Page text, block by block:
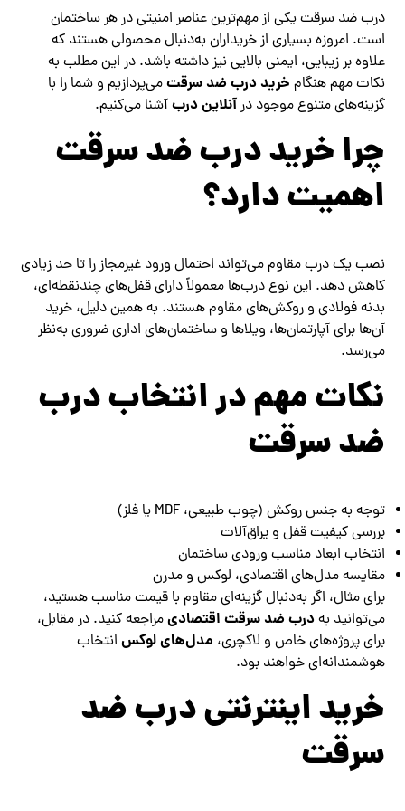
درب ضد سرقت یکی از مهم‌ترین عناصر امنیتی در هر ساختمان
است. امروزه بسیاری از خریداران به‌دنبال محصولی هستند که
علاوه بر زیبایی، ایمنی بالایی نیز داشته باشد. در این مطلب به
نکات مهم هنگام خرید درب ضد سرقتمی‌پردازیم و شما را با
گزینه‌های متنوع موجود درآنلاین دربآشنا می‌کنیم.
چرا خرید درب ضد سرقت
اهمیت دارد؟
نصب یک درب مقاوم می‌تواند احتمال ورود غیرمجاز را تا حد زیادی
کاهش دهد. این نوع درب‌ها معمولاً دارای قفل‌های چندنقطه‌ای،
بدنه فولادی و روکش‌های مقاوم هستند. به همین دلیل، خرید
آن‌ها برای آپارتمان‌ها، ویلاها و ساختمان‌های اداری ضروری به‌نظر
می‌رسد.
نکات مهم در انتخاب درب
ضد سرقت
توجه به جنس روکش (چوب طبیعی، MDF یا فلز)
بررسی کیفیت قفل و یراق‌آلات
انتخاب ابعاد مناسب ورودی ساختمان
مقایسه مدل‌های اقتصادی، لوکس و مدرن
برای مثال، اگر به‌دنبال گزینه‌ای مقاوم با قیمت مناسب هستید،
می‌توانید به درب ضد سرقت اقتصادیمراجعه کنید. در مقابل،
برای پروژه‌های خاص و لاکچری، مدل‌های لوکس انتخاب
هوشمندانه‌ای خواهند بود.
خرید اینترنتی درب ضد
سرقت